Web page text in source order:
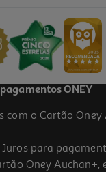
ONEY
com o Cartão
para
Oney Auchan+,